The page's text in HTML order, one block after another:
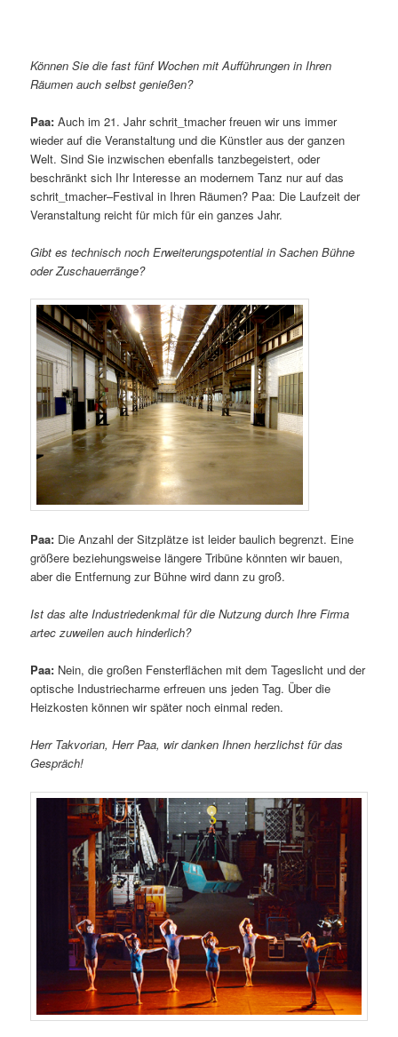
Können Sie die fast fünf Wochen mit Aufführungen in Ihren
Räumen auch selbst genießen?
Paa: Auch im 21. Jahr schrit_tmacher freuen wir uns immer
wieder auf die Veranstaltung und die Künstler aus der ganzen
Welt. Sind Sie inzwischen ebenfalls tanzbegeistert, oder
beschränkt sich Ihr Interesse an modernem Tanz nur auf das
schrit_tmacher–Festival in Ihren Räumen? Paa: Die Laufzeit der
Veranstaltung reicht für mich für ein ganzes Jahr.
Gibt es technisch noch Erweiterungspotential in Sachen Bühne
oder Zuschauerränge?
Paa: Die Anzahl der Sitzplätze ist leider baulich begrenzt. Eine
größere beziehungsweise längere Tribüne könnten wir bauen,
aber die Entfernung zur Bühne wird dann zu groß.
Ist das alte Industriedenkmal für die Nutzung durch Ihre Firma
artec zuweilen auch hinderlich?
Paa: Nein, die großen Fensterflächen mit dem Tageslicht und der
optische Industriecharme erfreuen uns jeden Tag. Über die
Heizkosten können wir später noch einmal reden.
Herr Takvorian, Herr Paa, wir danken Ihnen herzlichst für das
Gespräch!